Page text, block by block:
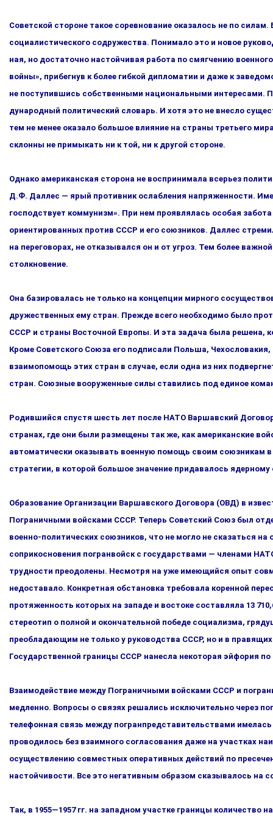
Советской стороне такое соревнование оказалось не по
социалистического содружества. Понимало это и новое
ная, но достаточно настойчивая работа по смягчению
войны», прибегнув к более гибкой дипломатии и даже к
не поступившись собственными национальными интересами.
дународный политический словарь. И хотя это не внесло
тем не менее оказало большое влияние на страны третьего
склонны не примыкать ни к той, ни к другой стороне.
Однако американская сторона не воспринимала всерьез
Д.Ф. Даллес — ярый противник ослабления напряжен­ности.
господствует коммунизм». При нем проявлялась особая
ориентированных против СССР и его союзников. Даллес
на переговорах, не отказывался он и от угроз. Тем более
столкновение.
Она базировалась не только на концепции мирного
дружественных ему стран. Прежде всего необходимо было
СССР и страны Восточной Европы. И эта задача была решена,
Кроме Советского Союза его подписали Польша,
взаимопомощь этих стран в случае, если одна из них
стран. Союзные вооруженные силы ставились под единое
Родившийся спустя шесть лет после НАТО Варшавский
странах, где они были размещены так же, как амери­канские
автоматически оказывать военную помощь своим со­юзникам
стратегии, в которой большое значение придавалось
Образование Организации Варшавского Договора (ОВД) в
Пограничными войсками СССР. Теперь Советский Союз был
военно-политических союзников, что не могло не сказать­ся
соприкосновения погранвойск с государствами — чле­нами
трудности преодолены. Несмотря на уже имеющийся опыт
недоставало. Конкретная обстановка требовала коренной
протяженность которых на западе и востоке составляла 13
стереотип о полной и окончательной победе социализма,
преобладающим не только у руководства СССР, но и в
Государственной границы СССР нанесла некоторая эйфория
Взаимодействие между Пограничными войсками СССР и
медленно. Вопросы о связях решались исключительно через
телефонная связь между погранпредставительствами
проводилось без взаимного согласования даже на участках
осуществлению совместных оперативных действий по
настойчивости. Все это негативным обра­зом сказывалось на
Так, в 1955—1957 гг. на западном участке границы количество